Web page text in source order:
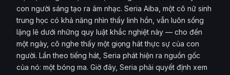
con người sáng tạo ra âm nhạc. Seria Aiba, một cô nữ sinh
trung học có khả năng nhìn thấy linh hồn, vẫn luôn sống
lặng lẽ dưới những quy luật khắc nghiệt này — cho đến
một ngày, cô nghe thấy một giọng hát thực sự của con
người. Lần theo tiếng hát, Seria phát hiện ra nguồn gốc
của nó: một bóng ma. Giờ đây, Seria phải quyết định xem